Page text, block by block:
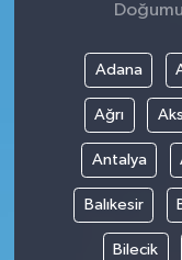
Adana
Ağrı
Antalya
Balıkesir
Bilecik